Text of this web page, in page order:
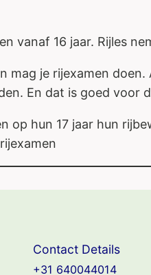
vanaf 16 jaar. Rijles
mag je rijexamen
En dat is goed voor
op hun 17 jaar hun
Contact Details
+31 640044014